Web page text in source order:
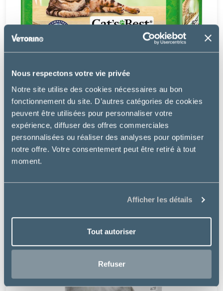
Nous respectons votre vie privée
Notre site utilise des cookies nécessaires au bon
fonctionnement du site. D’autres catégories de cookies
peuvent être utilisées pour personnaliser votre
expérience, diffuser des offres commerciales
personnalisées ou réaliser des analyses pour optimiser
notre offre. Votre consentement peut être retiré à tout
moment.
Afficher les détails
Tout autoriser
Refuser
Matériel
CAT'S BEST - SMART PELLETS
à partir de
7.99€